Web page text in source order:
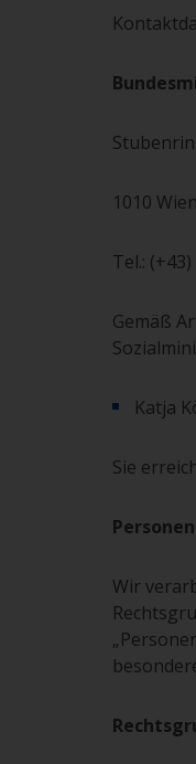
1010 Wien
Tel.:
Gemäß
Katja
Sie
Wir